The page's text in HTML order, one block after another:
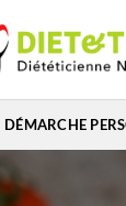
DÉMARCHE